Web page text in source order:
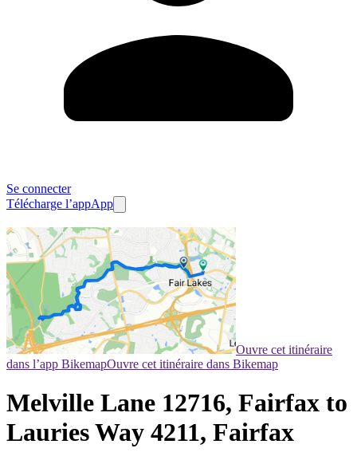
Se connecter
Télécharge l’appApp
Ouvre cet itinéraire
dans l’app BikemapOuvre cet itinéraire dans Bikemap
Melville Lane 12716, Fairfax to
Lauries Way 4211, Fairfax